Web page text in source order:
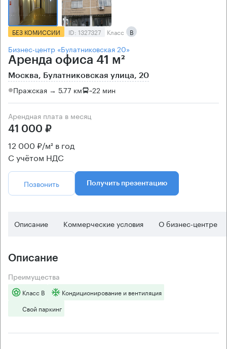
БЕЗ КОМИССИИ ID: 1327327 Класс B
Бизнес-центр «Булатниковская 20»
Аренда офиса 41 м²
Москва, Булатниковская улица, 20
Пражская → 5.77 км ~22 мин
Арендная плата в месяц
41 000 ₽
12 000 ₽/м² в год
С учётом НДС
Позвонить Получить презентацию
Описание Коммерческие условия О бизнес-центре
Описание
Преимущества
Класс B
Кондиционирование и вентиляция
Свой паркинг